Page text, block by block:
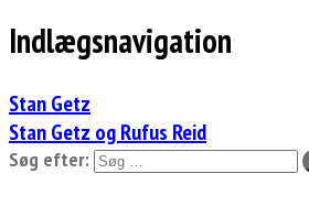
Indlægsnavigation
Stan Getz
Stan Getz og Rufus Reid
Søg efter: